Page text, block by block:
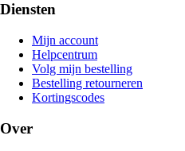
Diensten
Mijn account
Helpcentrum
Volg mijn bestelling
Bestelling retourneren
Kortingscodes
Over